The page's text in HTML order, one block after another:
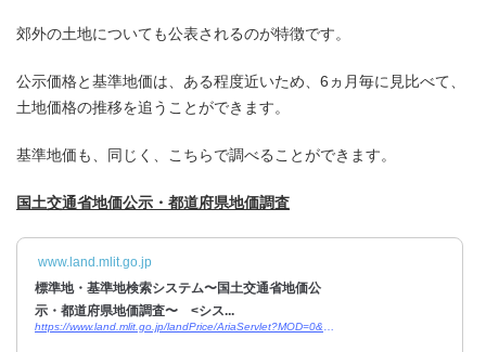
郊外の土地についても公表されるのが特徴です。
公示価格と基準地価は、ある程度近いため、6ヵ月毎に見比べて、
土地価格の推移を追うことができます。
基準地価も、同じく、こちらで調べることができます。
国土交通省地価公示・都道府県地価調査
www.land.mlit.go.jp
標準地・基準地検索システム〜国土交通省地価公
示・都道府県地価調査〜 <シス...